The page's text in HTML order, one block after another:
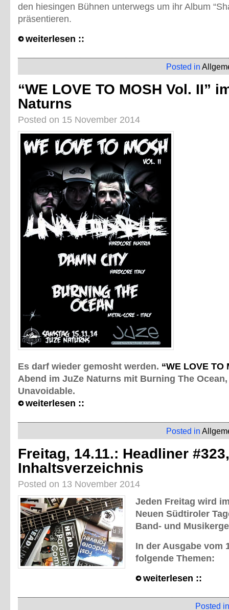
den hiesingen Bühnen unterwegs um ihr Album
präsentieren.
weiterlesen ::
Posted in
“WE LOVE TO MOSH Vol. II”
Naturns
Posted on 15 November 2014
Es darf wieder gemosht werden. “WE LOVE TO
Abend im JuZe Naturns mit Burning The
Unavoidable.
weiterlesen ::
Posted in
Freitag, 14.11.: Headliner #323,
Inhaltsverzeichnis
Posted on 13 November 2014
Jeden Freitag wird
Neuen Südtiroler
Band- und
In der Ausgabe vom
folgende Themen:
weiterlesen ::
Posted